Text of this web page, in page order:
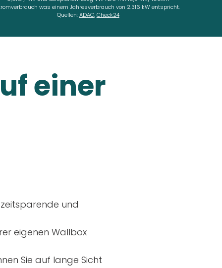
was einem Jahresverbrauch von 2.316 kW entspricht.
Quellen:ADAC,Check24
einer
und
eigenen Wallbox
Sie auf lange Sicht